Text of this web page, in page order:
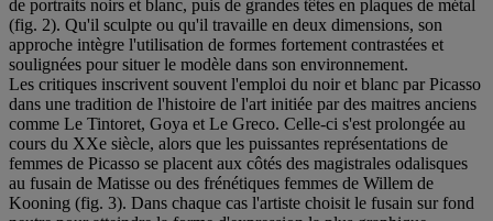
de portraits noirs et blanc, puis de grandes têtes en plaques de métal
(fig. 2). Qu'il sculpte ou qu'il travaille en deux dimensions, son
approche intègre l'utilisation de formes fortement contrastées et
soulignées pour situer le modèle dans son environnement.
Les critiques inscrivent souvent l'emploi du noir et blanc par Picasso
dans une tradition de l'histoire de l'art initiée par des maitres anciens
comme Le Tintoret, Goya et Le Greco. Celle-ci s'est prolongée au
cours du XXe siècle, alors que les puissantes représentations de
femmes de Picasso se placent aux côtés des magistrales odalisques
au fusain de Matisse ou des frénétiques femmes de Willem de
Kooning (fig. 3). Dans chaque cas l'artiste choisit le fusain sur fond